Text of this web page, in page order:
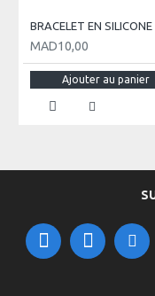
BRACELET EN SILICONE
MAD10,00
Ajouter au panier